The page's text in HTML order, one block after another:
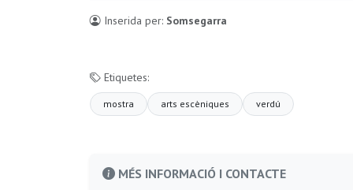
Inserida per: Somsegarra
Etiquetes:
mostra arts escèniques verdú
MÉS INFORMACIÓ I CONTACTE